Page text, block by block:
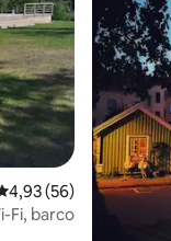
de uma avaliação
4,93 (56)
Fi, barco